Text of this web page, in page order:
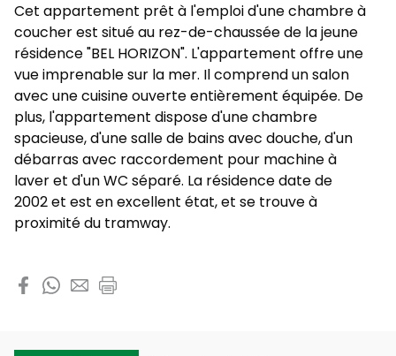
Cet appartement prêt à l'emploi d'une chambre à
coucher est situé au rez-de-chaussée de la jeune
résidence "BEL HORIZON". L'appartement offre une
vue imprenable sur la mer. Il comprend un salon
avec une cuisine ouverte entièrement équipée. De
plus, l'appartement dispose d'une chambre
spacieuse, d'une salle de bains avec douche, d'un
débarras avec raccordement pour machine à
laver et d'un WC séparé. La résidence date de
2002 et est en excellent état, et se trouve à
proximité du tramway.
Partager cette propriété